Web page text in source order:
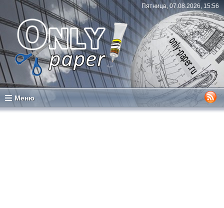
Пятница, 07.08.2026, 15:56
Меню